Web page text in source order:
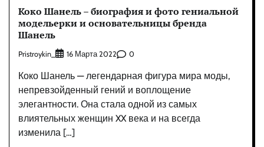
Коко Шанель – биография и фото гениальной
модельерки и основательницы бренда
Шанель
Pristroykin_ 16 Марта 2022 0
Коко Шанель — легендарная фигура мира моды,
непревзойденный гений и воплощение
элегантности. Она стала одной из самых
влиятельных женщин XX века и на всегда
изменила […]